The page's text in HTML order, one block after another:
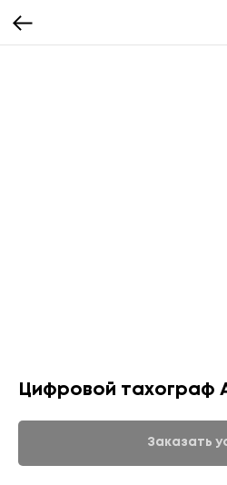
Цифровой тахограф
Заказать